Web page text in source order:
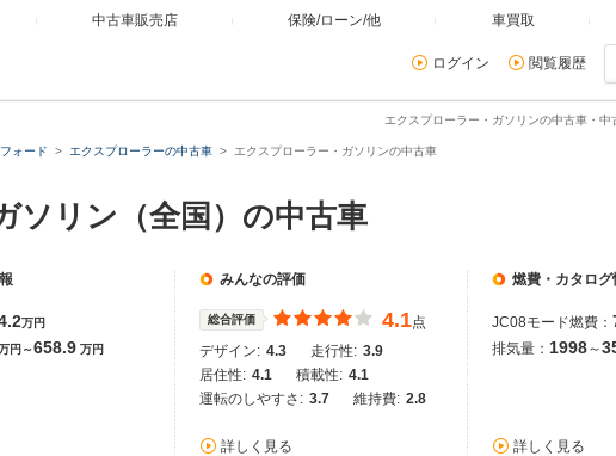
中古車販売店 保険/ローン/他 車買取
ログイン 閲覧履歴
エクスプローラー・ガソリンの中古車・中
ォード エクスプローラーの中古車 エクスプローラー・ガソリンの中古車
ソリン（全国）の中古車
万円
円～658.9 万円
みんなの評価
総合評価 4.1点
デザイン: 4.3 走行性: 3.9
居住性: 4.1 積載性: 4.1
運転のしやすさ: 3.7 維持費: 2.8
詳しく見る
燃費・カタログ
JC08モード燃費：
排気量： 1998～
詳しく見る